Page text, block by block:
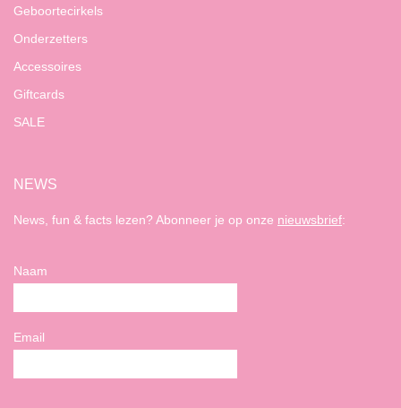
Geboortecirkels
Onderzetters
Accessoires
Giftcards
SALE
NEWS
News, fun & facts lezen? Abonneer je op onze nieuwsbrief:
Naam
Email